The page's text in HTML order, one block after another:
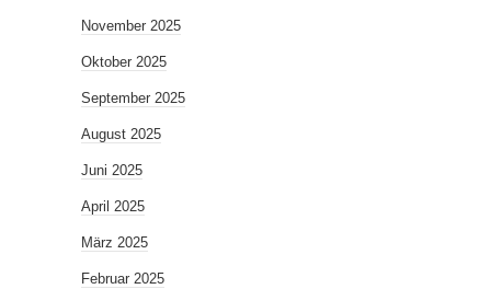
November 2025
Oktober 2025
September 2025
August 2025
Juni 2025
April 2025
März 2025
Februar 2025